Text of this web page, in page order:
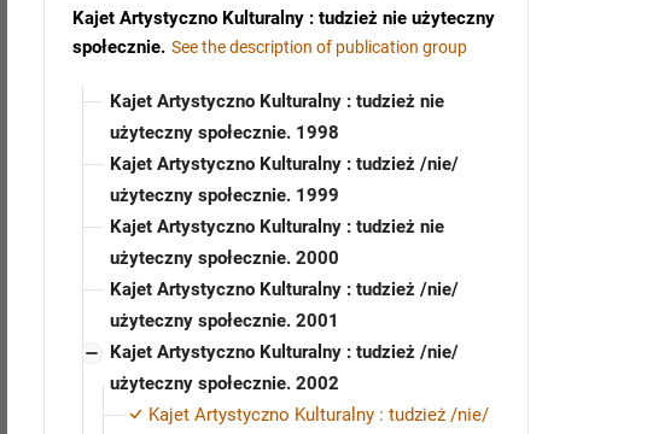
Kajet Artystyczno Kulturalny : tudzież nie użyteczny
społecznie. See the description of publication group
Kajet Artystyczno Kulturalny : tudzież nie
użyteczny społecznie. 1998
Kajet Artystyczno Kulturalny : tudzież /nie/
użyteczny społecznie. 1999
Kajet Artystyczno Kulturalny : tudzież nie
użyteczny społecznie. 2000
Kajet Artystyczno Kulturalny : tudzież /nie/
użyteczny społecznie. 2001
Kajet Artystyczno Kulturalny : tudzież /nie/
użyteczny społecznie. 2002
Kajet Artystyczno Kulturalny : tudzież /nie/